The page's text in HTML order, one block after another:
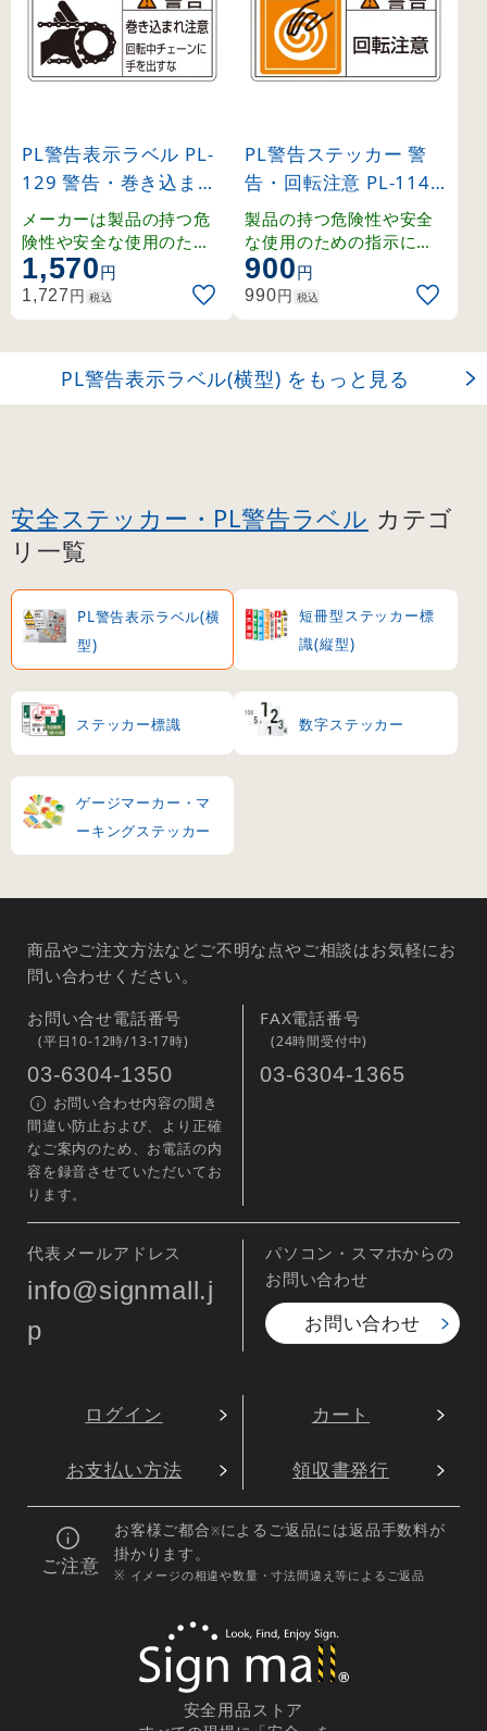
PL警告表示ラベル PL-
129 警告・巻き込まれ
注意・回転中チェーン
に手を出すな 大 (2011
29)
メーカーは製品の持つ危
険性や安全な使用のため
の指示に関わる正しい警
告を、ユーザーに提供す
る義務があり、その内容
て検討しなくてはなりま
せん。
1,570円
1,727円 税込
PL警告ステッカー 警
告・回転注意 PL-114
小 (203114)
製品の持つ危険性や安全
な使用のための指示に関
わるPL警告表示ラベルで
す。シグナルワード、絵
表示、警告文で構成され
を提供します。
900円
990円 税込
PL警告表示ラベル(横型) をもっと見る
安全ステッカー・PL警告ラベル カテゴ
リ一覧
PL警告表示ラベル(横
型)
短冊型ステッカー標
識(縦型)
ステッカー標識 数字ステッカー
ゲージマーカー・マ
ーキングステッカー
商品やご注文方法などご不明な点やご相談はお気軽にお
問い合わせください。
お問い合せ電話番号
(平日10-12時/13-17時)
03-6304-1350
お問い合わせ内容の聞き
間違い防止および、より正確
なご案内のため、お電話の内
容を録音させていただいてお
ります。
FAX電話番号
(24時間受付中)
03-6304-1365
代表メールアドレス
info@signmall.j
p
パソコン・スマホからの
お問い合わせ
お問い合わせ
ログイン カート
お支払い方法 領収書発行
ご注意
お客様ご都合※によるご返品には返品手数料が
掛かります。
※ イメージの相違や数量・寸法間違え等によるご返品
安全用品ストア